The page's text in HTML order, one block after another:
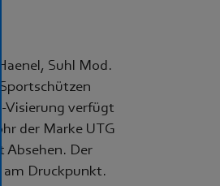
Suhl Mod.
Visierung verfügt
der Marke UTG
Absehen. Der
am Druckpunkt.